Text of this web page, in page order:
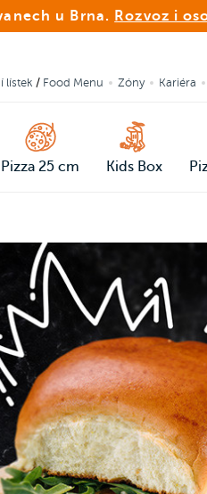
u Brna. Rozvoz i
lístek / Food Menu Zóny Kariéra
Pizza 25 cm Kids Box